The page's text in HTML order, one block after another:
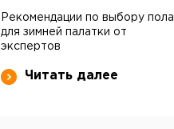
Рекомендации по выбору пола
для зимней палатки от
экспертов
Читать далее